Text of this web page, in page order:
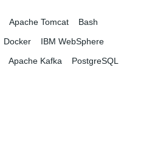
Apache Tomcat
Bash
Docker
IBM WebSphere
Apache Kafka PostgreSQL